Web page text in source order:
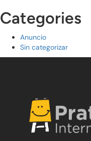
Categories
Anuncio
Sin categorizar